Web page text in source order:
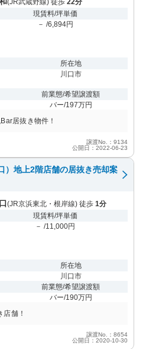
(JR武蔵野線) 徒歩 22分
現賃料/坪単価
－ /6,894円
所在地
川口市
前業態/希望譲渡額
バー/197万円
居抜き物件！
譲渡No.：9134
公開日：2022-06-23
）地上2階店舗の居抜き売却案
(JR京浜東北・根岸線) 徒歩 1分
現賃料/坪単価
－ /11,000円
所在地
川口市
前業態/希望譲渡額
バー/190万円
舗！
譲渡No.：8654
公開日：2020-10-30